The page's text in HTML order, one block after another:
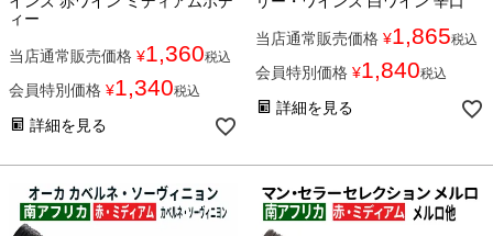
ィー
当店通常販売価格 ¥1,360税込
会員特別価格 ¥1,340税込
詳細を見る
当店通常販売価格 ¥1,865税込
会員特別価格 ¥1,840税込
詳細を見る